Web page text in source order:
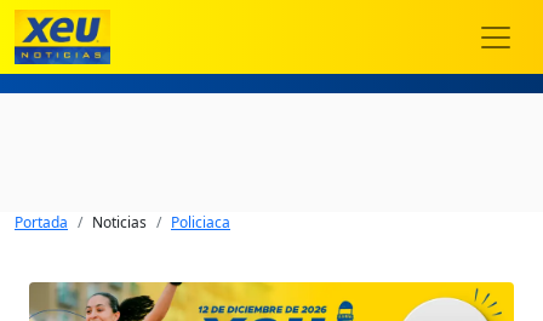
Portada Noticias Policiaca